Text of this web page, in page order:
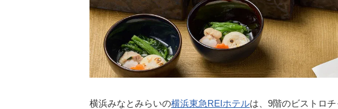
横浜みなとみらいの横浜東急REIホテルは、9階のビストロ